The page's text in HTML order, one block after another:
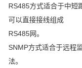
RS485方式适合于中短
可以直接接线组成
RS485网。
SNMP方式适合于远程
法。